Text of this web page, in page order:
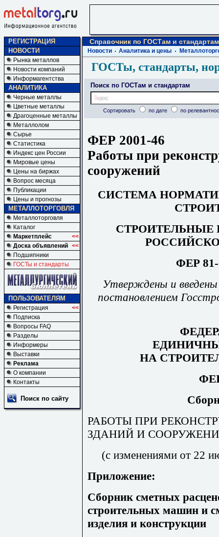
РЕГИСТРАЦИЯ
НОВОСТИ
Рынка металлов
Новости компаний
Информагентства
АНАЛИТИКА
Черные металлы
Цветные металлы
Драгоценные металлы
Металлолом
Сырье
Статистика
Индекс цен России
Мировые цены
Цены на биржах
Вопрос месяца
Публикации
Цены и прогнозы
МЕТАЛЛОТОРГОВЛЯ
Металлоторговля
Каталог
Маркетплейс
<<
Доска объявлений <<
Подшипники
ГОСТы и стандарты
ПОЛЬЗОВАТЕЛЯМ
Регистрация
<<
Подписка
Вопросы FAQ
Разделы
Информеры
Выставки
Реклама
О компании
Контакты
Поиск по сайту
Справочник по ГОСТам и стандартам
Новости Аналитика и цены
ГОСТы, стандарты,
Поиск по ГОСТам и стандартам
Сортировать по дате по
ФЕР 2001-46
Работы при
сооружений
СИСТЕМА
СТРОИТЕЛЬНЫЕ
ФЕР 81-
Утверждены и введены
постановлением
НА
РАБОТЫ ПРИ
ЗДАНИЙ И
(с изменениями от 22
Приложение:
Сборник сметных
строительных машин и
изделия и конструкции